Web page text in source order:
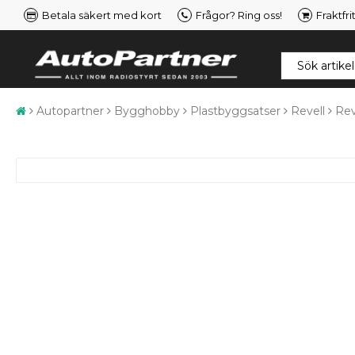
Betala säkert med kort Frågor? Ring oss!
Autopartner Bygghobby Plastbyggsatser Revell